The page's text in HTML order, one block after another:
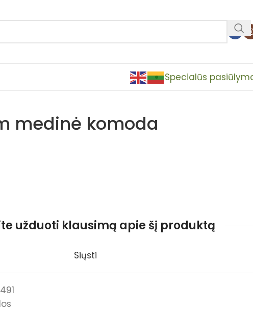
Specialūs
medinė komoda
užduoti klausimą apie šį produktą
Siųsti